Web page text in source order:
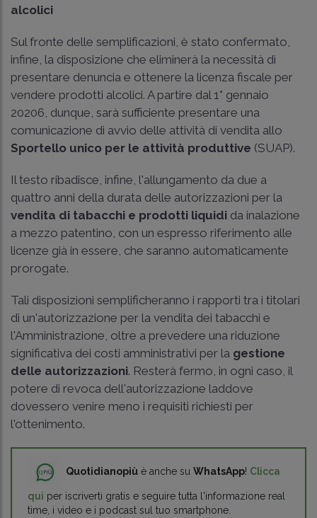
alcolici
Sul fronte delle semplificazioni, è stato confermato,
infine, la disposizione che eliminerà la necessità di
presentare denuncia e ottenere la licenza fiscale per
vendere prodotti alcolici. A partire dal 1° gennaio
20206, dunque, sarà sufficiente presentare una
comunicazione di avvio delle attività di vendita allo
Sportello unico per le attività produttive (SUAP).
Il testo ribadisce, infine, l'allungamento da due a
quattro anni della durata delle autorizzazioni per la
vendita di tabacchi e prodotti liquidi da inalazione
a mezzo patentino, con un espresso riferimento alle
licenze già in essere, che saranno automaticamente
prorogate.
Tali disposizioni semplificheranno i rapporti tra i titolari
di un'autorizzazione per la vendita dei tabacchi e
l'Amministrazione, oltre a prevedere una riduzione
significativa dei costi amministrativi per la gestione
delle autorizzazioni. Resterà fermo, in ogni caso, il
potere di revoca dell'autorizzazione laddove
dovessero venire meno i requisiti richiesti per
l'ottenimento.
Quotidianopiù è anche su WhatsApp! Clicca
qui per iscriverti gratis e seguire tutta l'informazione real
time, i video e i podcast sul tuo smartphone.